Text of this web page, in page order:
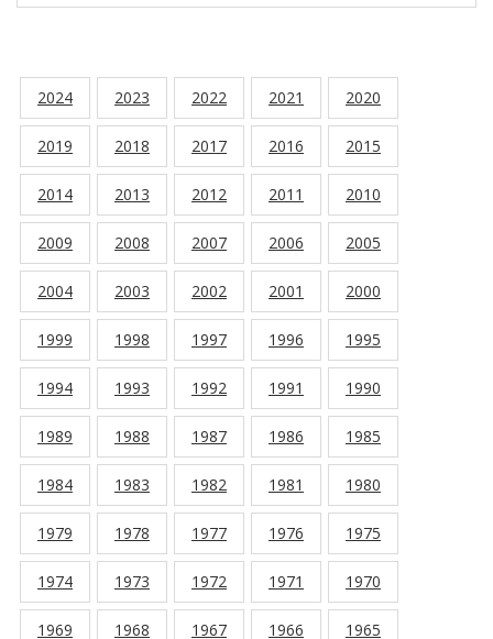
2024 2023 2022 2021 2020
2019 2018 2017 2016 2015
2014 2013 2012 2011 2010
2009 2008 2007 2006 2005
2004 2003 2002 2001 2000
1999 1998 1997 1996 1995
1994 1993 1992 1991 1990
1989 1988 1987 1986 1985
1984 1983 1982 1981 1980
1979 1978 1977 1976 1975
1974 1973 1972 1971 1970
1969 1968 1967 1966 1965